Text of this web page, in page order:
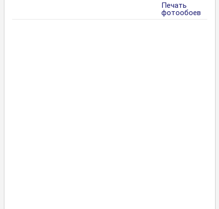
Печать
фотообоев